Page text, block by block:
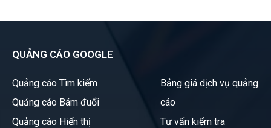
QUẢNG CÁO GOOGLE
Quảng cáo Tìm kiếm
Quảng cáo Bám đuổi
Quảng cáo Hiển thị
Bảng giá dịch vụ quảng
cáo
Tư vấn kiểm tra